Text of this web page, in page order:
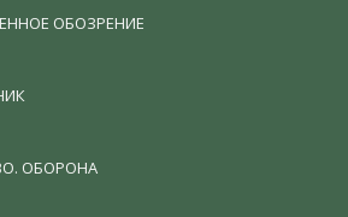
ОБОЗРЕНИЕ
ОБОРОНА